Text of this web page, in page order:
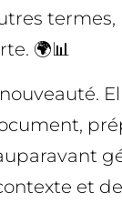
termes,
🌍📊
et